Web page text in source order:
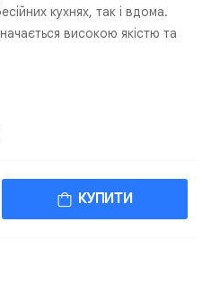
кухнях, так і вдома.
високою якістю та
КУПИТИ